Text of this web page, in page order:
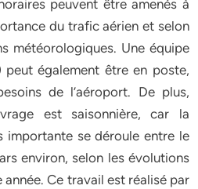
peuvent être amenés à
du trafic aérien et selon
météorologiques. Une équipe
également être en poste,
de l’aéroport. De plus,
est saisonnière, car la
importante se déroule entre le
environ, selon les évolutions
Ce travail est réalisé par